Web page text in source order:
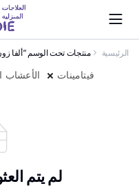
الرئيسية منتجات تحت الوسم “ألفا
الأعشاب فيتامينات
لم يتم